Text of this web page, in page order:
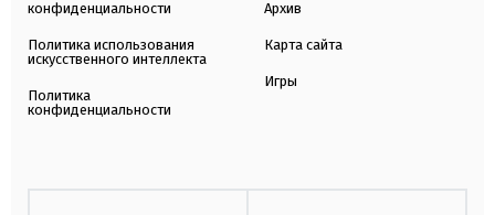
конфиденциальности
Политика использования
искусственного интеллекта
Политика
конфиденциальности
Архив
Карта сайта
Игры